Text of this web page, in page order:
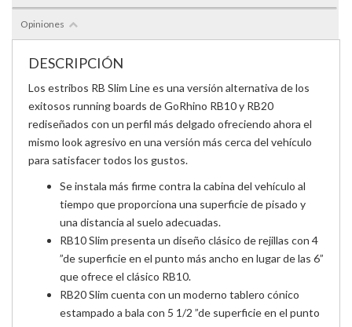
Opiniones
DESCRIPCIÓN
Los estribos RB Slim Line es una versión alternativa de los
exitosos running boards de GoRhino RB10 y RB20
rediseñados con un perfil más delgado ofreciendo ahora el
mismo lookagresivo en una versión más cerca del vehículo
para satisfacer todos los gustos.
Se instala más firme contra la cabina del vehículo al
tiempo que proporciona una superficie de pisado y
una distancia al suelo adecuadas.
RB10 Slim presenta un diseño clásico de rejillas con 4
”de superficie en el punto más ancho en lugar de las 6”
que ofrece el clásico RB10.
RB20 Slim cuenta con un moderno tablero cónico
estampado a bala con 5 1/2 ”de superficie en el punto